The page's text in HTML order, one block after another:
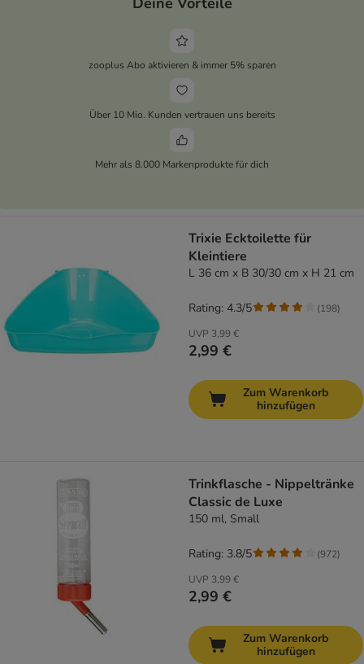
zooplus Abo aktivieren & immer 5% sparen
Über 10 Mio. Kunden vertrauen uns bereits
Mehr als 8.000 Markenprodukte für dich
Trixie Ecktoilette für
Kleintiere
L 36 cm x B 30/30 cm x H 21 cm
UVP 3,99 €
2,99 €
Rating: 4.3/5 (198)
Zum Warenkorb
hinzufügen
Trinkflasche - Nippeltränke
Classic de Luxe
150 ml, Small
UVP 3,99 €
2,99 €
Rating: 3.8/5 (972)
Zum Warenkorb
hinzufügen